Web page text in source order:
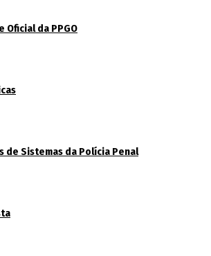
Oficial da PPGO
de Sistemas da Polícia Penal